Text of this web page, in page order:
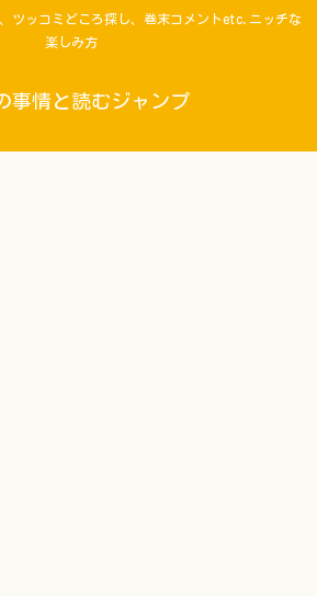
ツッコミどころ探し、巻末コメントetc.ニッチな
楽しみ方
事情と読むジャンプ